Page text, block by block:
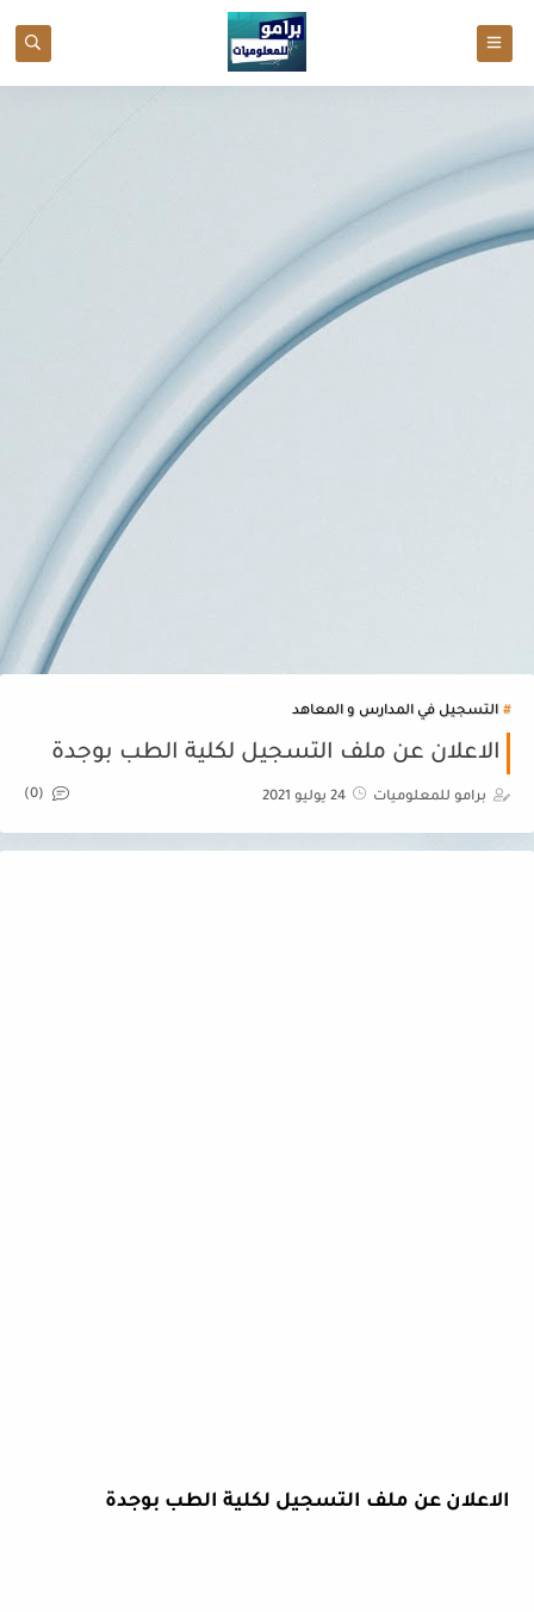
التسجيل في المدارس و المعاهد
الاعلان عن ملف التسجيل لكلية الطب بوجدة
برامو للمعلوميات 24 يوليو 2021 (0)
الاعلان عن ملف التسجيل لكلية الطب بوجدة